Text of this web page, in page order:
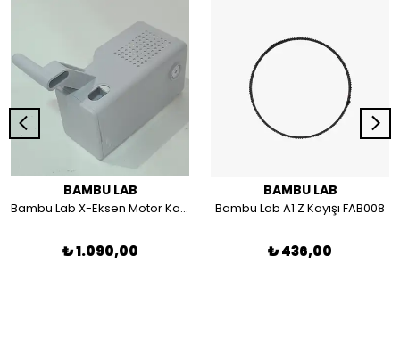
BAMBU LAB
Bambu Lab X-Eksen Motor Kapağı A1 ile uyumlu FAC043 FAC043-N
₺ 1.090,00
BAMBU LAB
Bambu Lab A1 Z Kayışı FAB008
₺ 436,00